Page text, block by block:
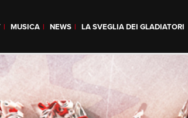
MUSICA NEWS LA SVEGLIA DEI GLADIATORI